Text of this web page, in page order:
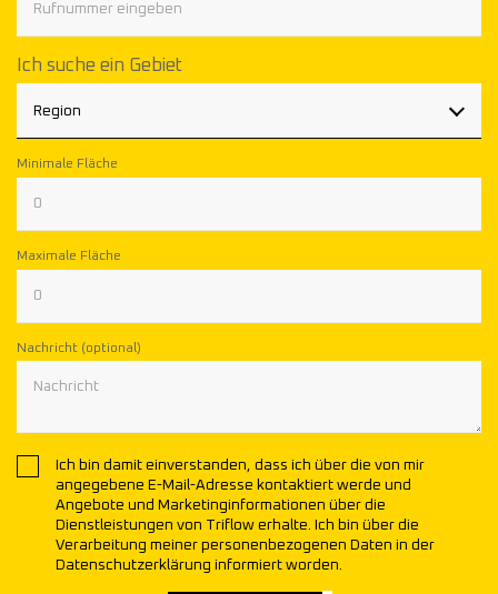
Ich suche ein Gebiet
Region
Minimale Fläche
Maximale Fläche
Nachricht (optional)
Ich bin damit einverstanden, dass ich über die von mir
angegebene E-Mail-Adresse kontaktiert werde und
Angebote und Marketinginformationen über die
Dienstleistungen von Triflow erhalte. Ich bin über die
Verarbeitung meiner personenbezogenen Daten in der
Datenschutzerklärung informiert worden.